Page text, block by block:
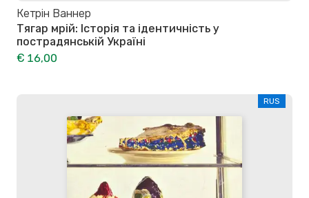
Кетрін Ваннер
Тягар мрій: Історія та ідентичність у
пострадянській Україні
€ 16,00
RUS